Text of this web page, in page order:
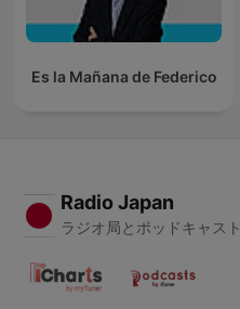
Es la Mañana de Federico
Radio Japan
ラジオ局とポッドキャスト